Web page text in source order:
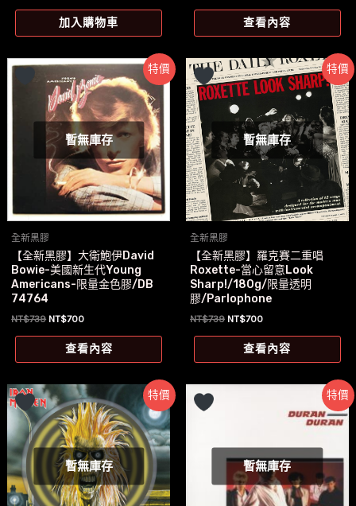
價
格：
價
格：
加入購物車
格：
價
格：
查看內容
特價
暫無庫存
全新黑膠
【全新黑膠】大衛鮑伊David
Bowie-美國新生代Young
Americans-限量金色膠/DB
74764
NT$739 原
格：
NT$700目
價
格：
查看內容
特價
暫無庫存
全新黑膠
【全新黑膠】羅克賽二重唱
Roxette-當心留意Look
Sharp!/180g/限量透明
膠/Parlophone
NT$739 原
格：
NT$700目
價
格：
查看內容
特價
暫無庫存
特價
暫無庫存